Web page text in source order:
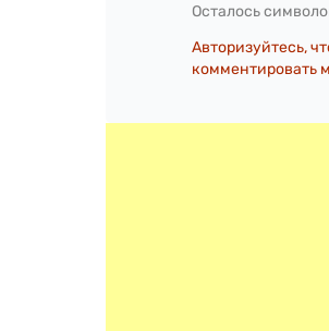
Осталось
Авторизуйтесь,
комментировать